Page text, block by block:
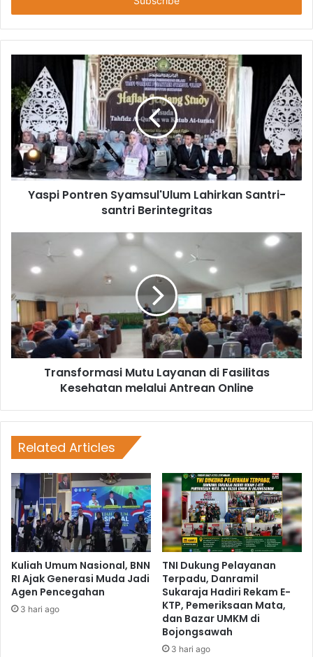
Yaspi Pontren Syamsul'Ulum Lahirkan Santri-
santri Berintegritas
Transformasi Mutu Layanan di Fasilitas
Kesehatan melalui Antrean Online
Related Articles
Kuliah Umum Nasional, BNN
RI Ajak Generasi Muda Jadi
Agen Pencegahan
3 hari ago
TNI Dukung Pelayanan
Terpadu, Danramil
Sukaraja Hadiri Rekam E-
KTP, Pemeriksaan Mata,
dan Bazar UMKM di
Bojongsawah
3 hari ago